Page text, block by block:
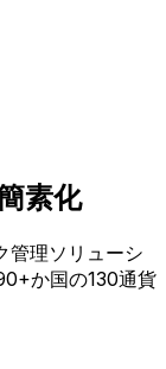
素化
管理ソリューシ
か国の130通貨